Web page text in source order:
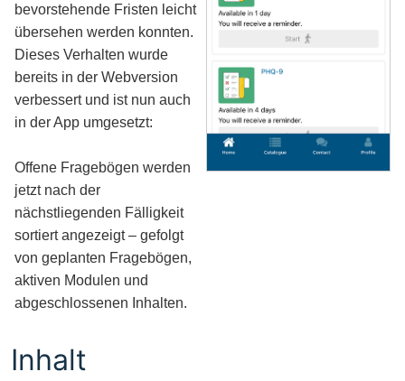
bevorstehende Fristen leicht
übersehen werden konnten.
Dieses Verhalten wurde
bereits in der Webversion
verbessert und ist nun auch
in der App umgesetzt:
Offene Fragebögen werden
jetzt nach der
nächstliegenden Fälligkeit
sortiert angezeigt – gefolgt
von geplanten Fragebögen,
aktiven Modulen und
abgeschlossenen Inhalten.
Inhalt